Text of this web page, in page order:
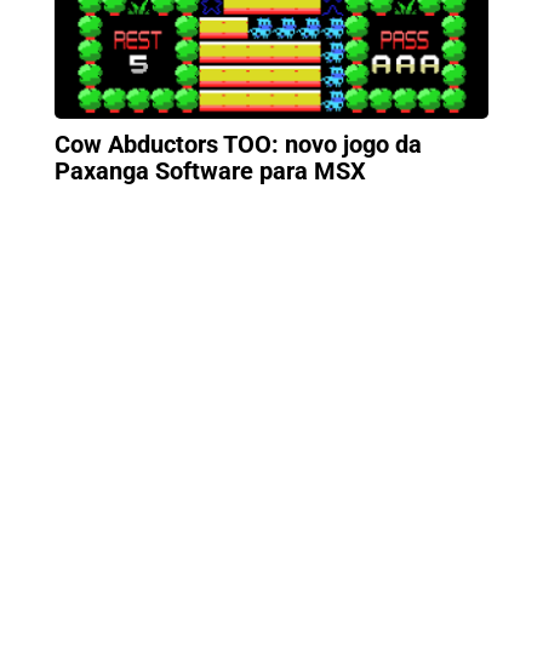
Cow Abductors TOO: novo jogo da
Paxanga Software para MSX